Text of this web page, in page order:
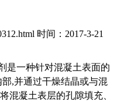
时间：2017-3-21
是一种针对混凝土表面的
部,并通过干燥结晶或与混
混凝土表层的孔隙填充、